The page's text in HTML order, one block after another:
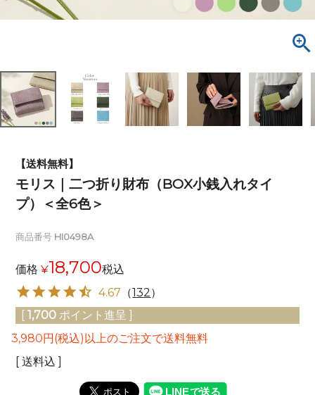
【送料無料】
モリス｜二つ折り財布（BOX小銭入れタイ
プ）＜全6色＞
商品番号 HI0498A
価格 ¥18,700税込
4.67 （132）
[ 1,700 ポイント進呈 ]
3,980円(税込)以上のご注文で送料無料
送料込